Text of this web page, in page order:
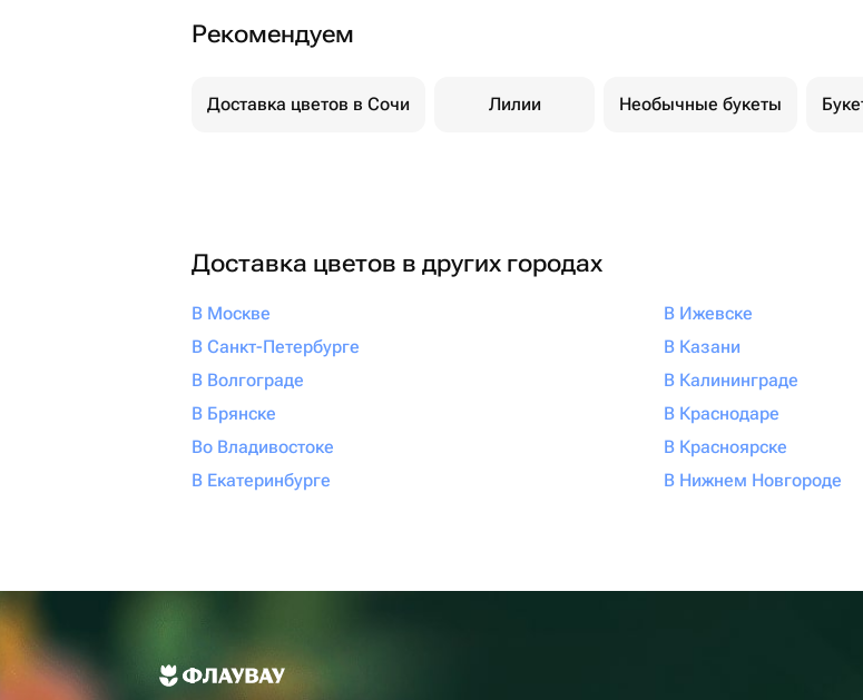
Рекомендуем
Доставка цветов в Сочи Лилии Необычные букеты
Доставка цветов в других городах
В Москве
В Санкт-Петербурге
В Волгограде
В Брянске
Во Владивостоке
В Екатеринбурге
В Ижевске
В Казани
В Калининграде
В Краснодаре
В Красноярске
В Нижнем Новгороде